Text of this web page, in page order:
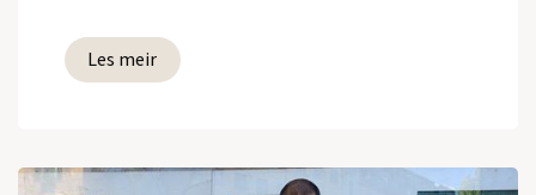
Les meir